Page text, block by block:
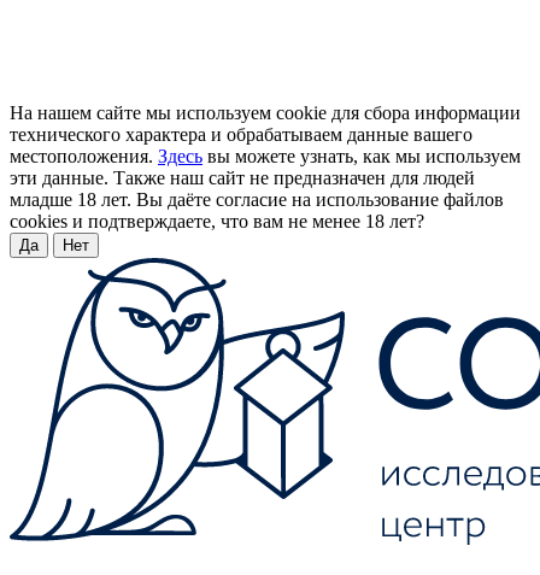
На нашем сайте мы используем cookie для сбора информации
технического характера и обрабатываем данные вашего
местоположения. Здесь вы можете узнать, как мы используем
эти данные. Также наш сайт не предназначен для людей
младше 18 лет. Вы даёте согласие на использование файлов
cookies и подтверждаете, что вам не менее 18 лет?
Да Нет